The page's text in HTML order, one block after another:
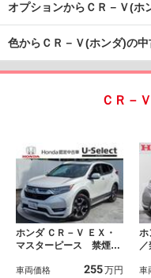
オプションからＣＲ－Ｖ(ホ
色からＣＲ－Ｖ(ホンダ)の
ＣＲ－
ホンダ ＣＲ－Ｖ ＥＸ・
マスターピース 禁煙・
ンシング・Ｂｌｕｅｔｏ
車両価格 255万円
ホ
モ
車